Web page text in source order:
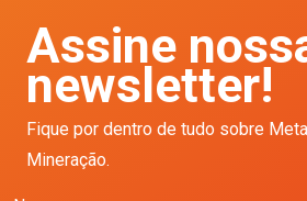
Assine
newsletter!
Fique por dentro de tudo sobre
Mineração.